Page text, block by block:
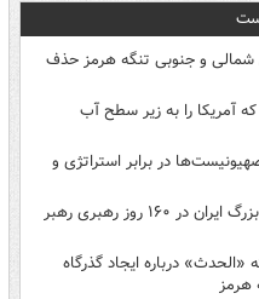
شمالی و جنوبی تنگه هرمز حذف
آمریکا را به زیر سطح آب
در برابر استراتژی و
۶ دستاورد بزرگ ایران در ۱۶۰ روز رهبری رهبر
«الحدث» درباره ایجاد گذرگاه
هرمز